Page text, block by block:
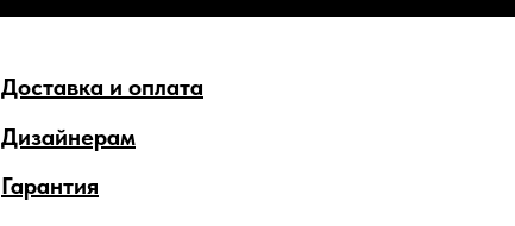
Дизайнерам
Доставка и оплата
Гарантия